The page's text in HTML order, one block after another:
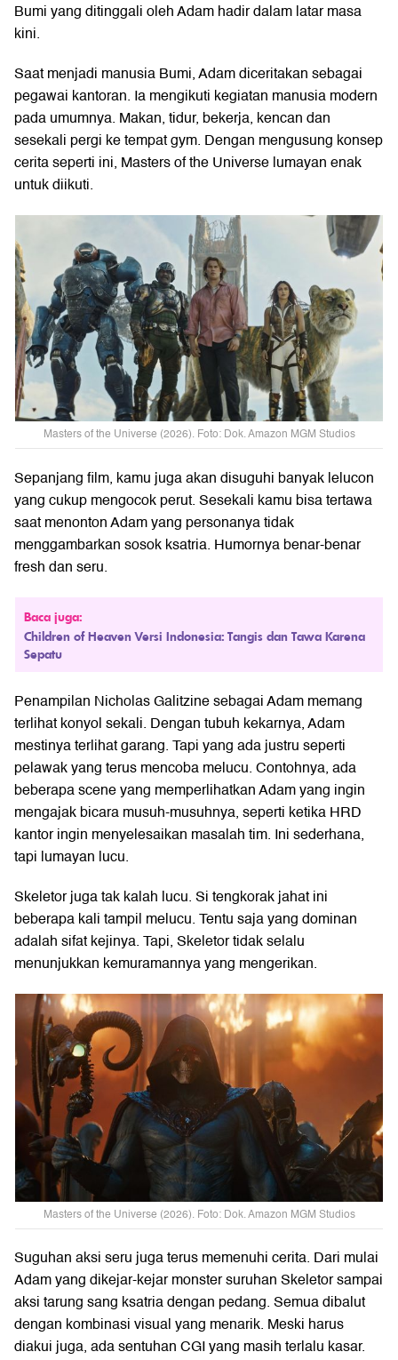
Bumi yang ditinggali oleh Adam hadir dalam latar masa
kini.
Saat menjadi manusia Bumi, Adam diceritakan sebagai
pegawai kantoran. Ia mengikuti kegiatan manusia modern
pada umumnya. Makan, tidur, bekerja, kencan dan
sesekali pergi ke tempat gym. Dengan mengusung konsep
cerita seperti ini, Masters of the Universe lumayan enak
untuk diikuti.
Masters of the Universe (2026). Foto: Dok. Amazon MGM Studios
Sepanjang film, kamu juga akan disuguhi banyak lelucon
yang cukup mengocok perut. Sesekali kamu bisa tertawa
saat menonton Adam yang personanya tidak
menggambarkan sosok ksatria. Humornya benar-benar
fresh dan seru.
Baca juga:
Children of Heaven Versi Indonesia: Tangis dan Tawa Karena
Sepatu
Penampilan Nicholas Galitzine sebagai Adam memang
terlihat konyol sekali. Dengan tubuh kekarnya, Adam
mestinya terlihat garang. Tapi yang ada justru seperti
pelawak yang terus mencoba melucu. Contohnya, ada
beberapa scene yang memperlihatkan Adam yang ingin
mengajak bicara musuh-musuhnya, seperti ketika HRD
kantor ingin menyelesaikan masalah tim. Ini sederhana,
tapi lumayan lucu.
Skeletor juga tak kalah lucu. Si tengkorak jahat ini
beberapa kali tampil melucu. Tentu saja yang dominan
adalah sifat kejinya. Tapi, Skeletor tidak selalu
menunjukkan kemuramannya yang mengerikan.
Masters of the Universe (2026). Foto: Dok. Amazon MGM Studios
Suguhan aksi seru juga terus memenuhi cerita. Dari mulai
Adam yang dikejar-kejar monster suruhan Skeletor sampai
aksi tarung sang ksatria dengan pedang. Semua dibalut
dengan kombinasi visual yang menarik. Meski harus
diakui juga, ada sentuhan CGI yang masih terlalu kasar.